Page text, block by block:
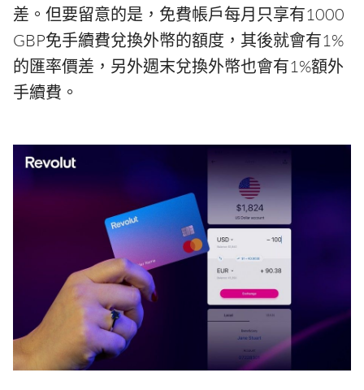
差。但要留意的是，免費帳戶每月只享有1000
GBP免手續費兌換外幣的額度，其後就會有1%
的匯率價差，另外週末兌換外幣也會有1%額外
手續費。